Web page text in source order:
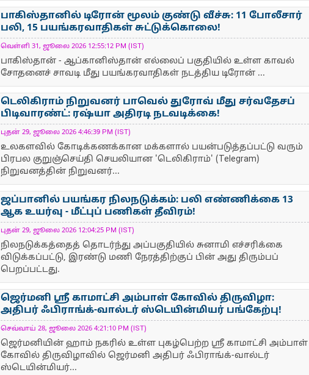
பாகிஸ்தானில் டிரோன் மூலம் குண்டு வீச்சு: 11 போலீசார்
பலி, 15 பயங்கரவாதிகள் சுட்டுக்கொலை!
வெள்ளி 31, ஜூலை 2026 12:55:12 PM (IST)
பாகிஸ்தான் - ஆப்கானிஸ்தான் எல்லைப் பகுதியில் உள்ள காவல்
சோதனைச் சாவடி மீது பயங்கரவாதிகள் நடத்திய டிரோன் ...
டெலிகிராம் நிறுவனர் பாவெல் துரோவ் மீது சர்வதேசப்
பிடிவாரண்ட்: ரஷ்யா அதிரடி நடவடிக்கை!
புதன் 29, ஜூலை 2026 4:46:39 PM (IST)
உலகளவில் கோடிக்கணக்கான மக்களால் பயன்படுத்தப்பட்டு வரும்
பிரபல குறுஞ்செய்தி செயலியான 'டெலிகிராம்' (Telegram)
நிறுவனத்தின் நிறுவனர்...
ஜப்பானில் பயங்கர நிலநடுக்கம்: பலி எண்ணிக்கை 13
ஆக உயர்வு - மீட்புப் பணிகள் தீவிரம்!
புதன் 29, ஜூலை 2026 12:04:25 PM (IST)
நிலநடுக்கத்தைத் தொடர்ந்து அப்பகுதியில் சுனாமி எச்சரிக்கை
விடுக்கப்பட்டு, இரண்டு மணி நேரத்திற்குப் பின் அது திரும்பப்
பெறப்பட்டது.
ஜெர்மனி ஸ்ரீ காமாட்சி அம்பாள் கோவில் திருவிழா:
அதிபர் ஃபிராங்க்-வால்டர் ஸ்டெயின்மியர் பங்கேற்பு!
செவ்வாய் 28, ஜூலை 2026 4:21:10 PM (IST)
ஜெர்மனியின் ஹாம் நகரில் உள்ள புகழ்பெற்ற ஸ்ரீ காமாட்சி அம்பாள்
கோவில் திருவிழாவில் ஜெர்மனி அதிபர் ஃபிராங்க்-வால்டர்
ஸ்டெயின்மியர்...